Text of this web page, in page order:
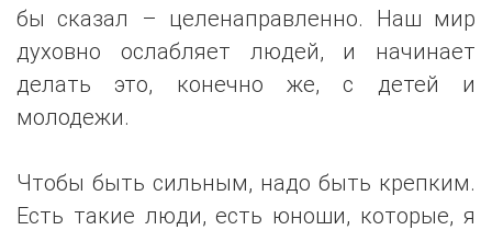
бы сказал – целенаправленно. Наш мир
духовно ослабляет людей, и начинает
делать это, конечно же, с детей и
молодежи.
Чтобы быть сильным, надо быть крепким.
Есть такие люди, есть юноши, которые, я